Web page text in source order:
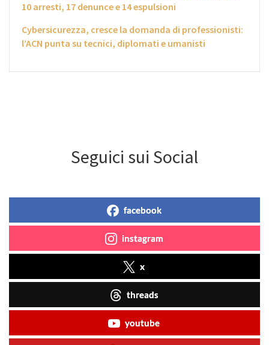
10 arresti, 17 denunce e 14 espulsioni
Cybersicurezza, cresce la domanda di professionisti:
l’ACN punta su tecnici, diplomati e umanisti
Seguici sui Social
facebook
instagram
x
threads
youtube